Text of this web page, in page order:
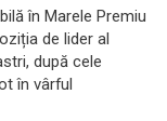
în Marele Premiu
de lider al
după cele
în vârful